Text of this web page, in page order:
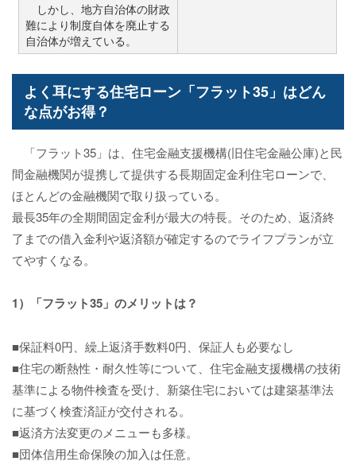
しかし、地方自治体の財政
難により制度自体を廃止する
自治体が増えている。
よく耳にする住宅ローン「フラット35」はどん
な点がお得？
「フラット35」は、住宅金融支援機構(旧住宅金融公庫)と民
間金融機関が提携して提供する長期固定金利住宅ローンで、
ほとんどの金融機関で取り扱っている。
最長35年の全期間固定金利が最大の特長。そのため、返済終
了までの借入金利や返済額が確定するのでライフプランが立
てやすくなる。
1）「フラット35」のメリットは？
■保証料0円、繰上返済手数料0円、保証人も必要なし
■住宅の断熱性・耐久性等について、住宅金融支援機構の技術
基準による物件検査を受け、新築住宅においては建築基準法
に基づく検査済証が交付される。
■返済方法変更のメニューも多様。
■団体信用生命保険の加入は任意。